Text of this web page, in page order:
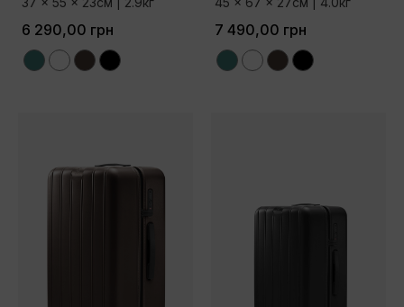
6 290,00 грн
GreenWhiteBrownBlack
7 490,00 грн
GreenWhiteBrownBlack